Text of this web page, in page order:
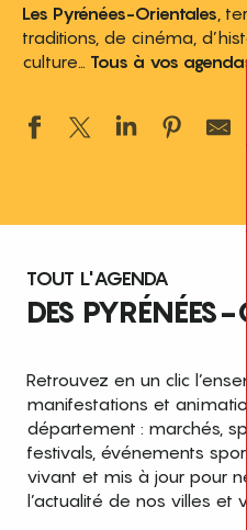
Les Pyrénées-Orientales ,
traditions, de cinéma,
culture… Tous à vos
TOUT L'AGENDA
DES
Retrouvez en un clic
manifestations et
département : marchés,
festivals, événements
vivant et mis à jour pour
l’actualité de nos villes et